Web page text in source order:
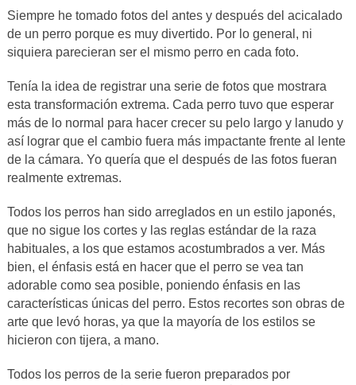
Siempre he tomado fotos del antes y después del acicalado
de un perro porque es muy divertido. Por lo general, ni
siquiera parecieran ser el mismo perro en cada foto.
Tenía la idea de registrar una serie de fotos que mostrara
esta transformación extrema. Cada perro tuvo que esperar
más de lo normal para hacer crecer su pelo largo y lanudo y
así lograr que el cambio fuera más impactante frente al lente
de la cámara. Yo quería que el después de las fotos fueran
realmente extremas.
Todos los perros han sido arreglados en un estilo japonés,
que no sigue los cortes y las reglas estándar de la raza
habituales, a los que estamos acostumbrados a ver. Más
bien, el énfasis está en hacer que el perro se vea tan
adorable como sea posible, poniendo énfasis en las
características únicas del perro. Estos recortes son obras de
arte que levó horas, ya que la mayoría de los estilos se
hicieron con tijera, a mano.
Todos los perros de la serie fueron preparados por